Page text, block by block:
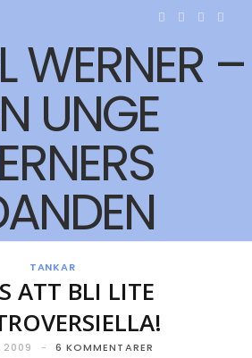
a w
TANKAR
ATT BLI LITE
2009 6 KOMMENTARER